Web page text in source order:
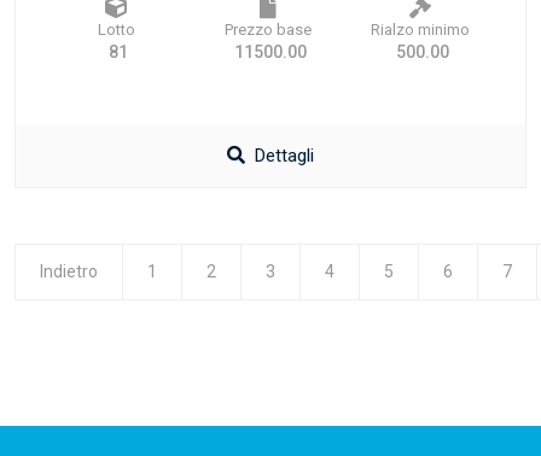
Lotto
81
Prezzo base
11500.00
Rialzo minimo
500.00
Dettagli
Indietro 1 2 3 4 5 6 7